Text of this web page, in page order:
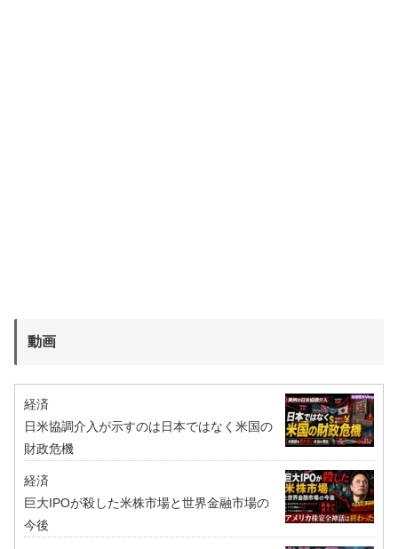
動画
経済
日米協調介入が示すのは日本ではなく米国の
財政危機
経済
巨大IPOが殺した米株市場と世界金融市場の
今後